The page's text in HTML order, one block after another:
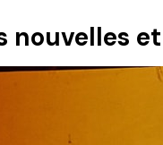
nouvelles